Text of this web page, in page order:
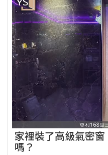
家裡裝了高級氣密
嗎？